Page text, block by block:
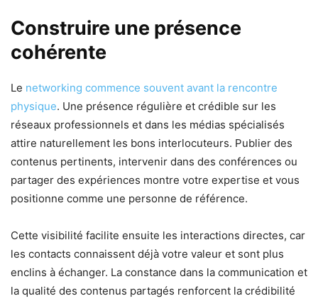
Construire une présence
cohérente
Le networking commence souvent avant la rencontre
physique. Une présence régulière et crédible sur les
réseaux professionnels et dans les médias spécialisés
attire naturellement les bons interlocuteurs. Publier des
contenus pertinents, intervenir dans des conférences ou
partager des expériences montre votre expertise et vous
positionne comme une personne de référence.
Cette visibilité facilite ensuite les interactions directes, car
les contacts connaissent déjà votre valeur et sont plus
enclins à échanger. La constance dans la communication et
la qualité des contenus partagés renforcent la crédibilité